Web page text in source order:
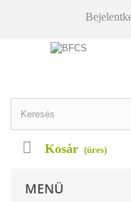
Kosár (üres)
MENÜ